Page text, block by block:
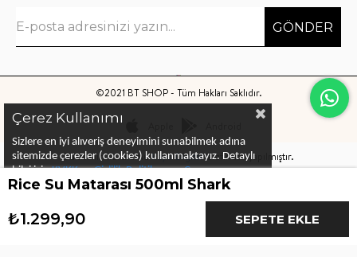
GÖNDER
©2021 BT SHOP - Tüm Hakları Saklıdır.
Bu sitenin kurulumuKeyo Digitaltarafından yapılmıştır.
Çerez Kullanımı
Sizlere en iyi alıveriş deneyimini sunabilmek adına
sitemizde çerezler (cookies) kullanmaktayız. Detaylı
bilgi için KVKK ve Gizlilik Politikası veÇerez
Politikalarını inceleyebilirsiniz
Rice Su Matarası 500ml Shark
₺1.299,90